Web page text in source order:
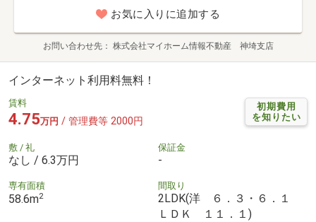
お気に入りに追加する
お問い合わせ先 株式会社マイホーム情報不動産 神埼支店
インターネット利用料無料！
初期費用
を知りたい
賃料
4.75万円 / 管理費等 2000円
敷 / 礼
なし / 6.3万円
保証金
-
専有面積
58.6m2
間取り
2LDK(洋 ６．３・６．１
ＬＤＫ １１．１)